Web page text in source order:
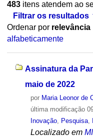
483itens atendem ao
Filtrar os resultados
Ordenar por relevância
alfabeticamente
Assinatura da
maio de 2022
por Maria Leonor de
última modificação
Inovação, Pesquisa,
Localizado em